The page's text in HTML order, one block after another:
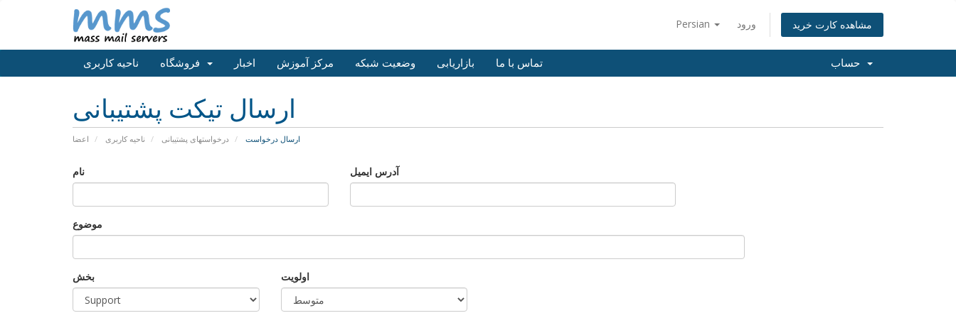
Persian ورود مشاهده کارت خرید
ناحیه کاربری اخبار مرکز آموزش وضعیت شبکه بازاریابی تماس با ما
ارسال تیکت پشتیبانی
اعضا ناحیه کاربری درخواستهای پشتیبانی ارسال درخواست
نام آدرس ایمیل
موضوع
بخش اولویت